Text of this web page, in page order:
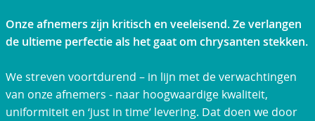
Onze afnemers zijn kritisch en veeleisend. Ze verlangen
de ultieme perfectie als het gaat om chrysanten stekken.
We streven voortdurend – in lijn met de verwachtingen
van onze afnemers - naar hoogwaardige kwaliteit,
uniformiteit en ‘just in time’ levering. Dat doen we door